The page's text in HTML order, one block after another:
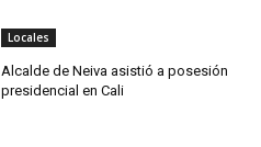
Locales
Alcalde de Neiva asistió a posesión
presidencial en Cali